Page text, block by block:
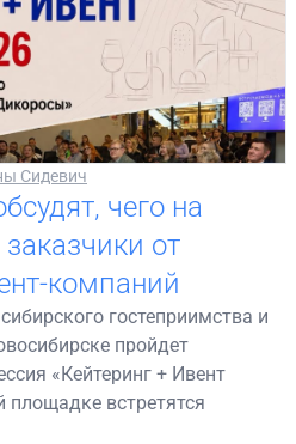
Сидевич
чего на
от
компаний
гостеприимства и
пройдет
«Кейтеринг + Ивент
встретятся